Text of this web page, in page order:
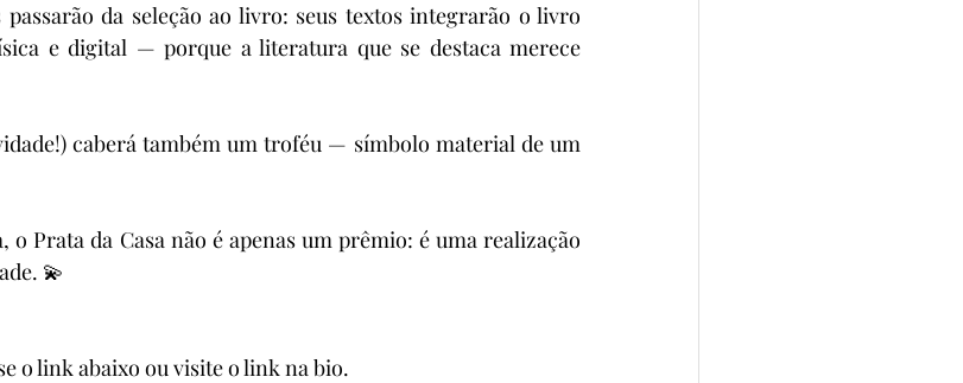
da seleção ao livro: seus textos integrarão o livro
e digital — porque a literatura que se destaca merece
caberá também um troféu — símbolo material de um
o Prata da Casa não é apenas um prêmio: é uma realização
💫
o link abaixo ou visite o link na bio.